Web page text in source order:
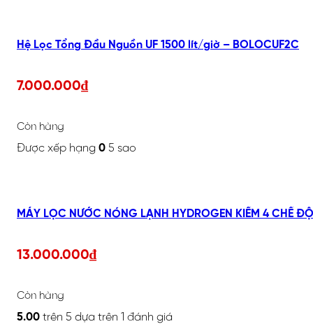
Hệ Lọc Tổng Đầu Nguồn UF 1500 lít/giờ – BOLOCUF2C
7.000.000₫
Còn hàng
Được xếp hạng 0 5 sao
MÁY LỌC NƯỚC NÓNG LẠNH HYDROGEN KIỀM 4 CHẾ
13.000.000₫
Còn hàng
5.00 trên 5 dựa trên 1 đánh giá